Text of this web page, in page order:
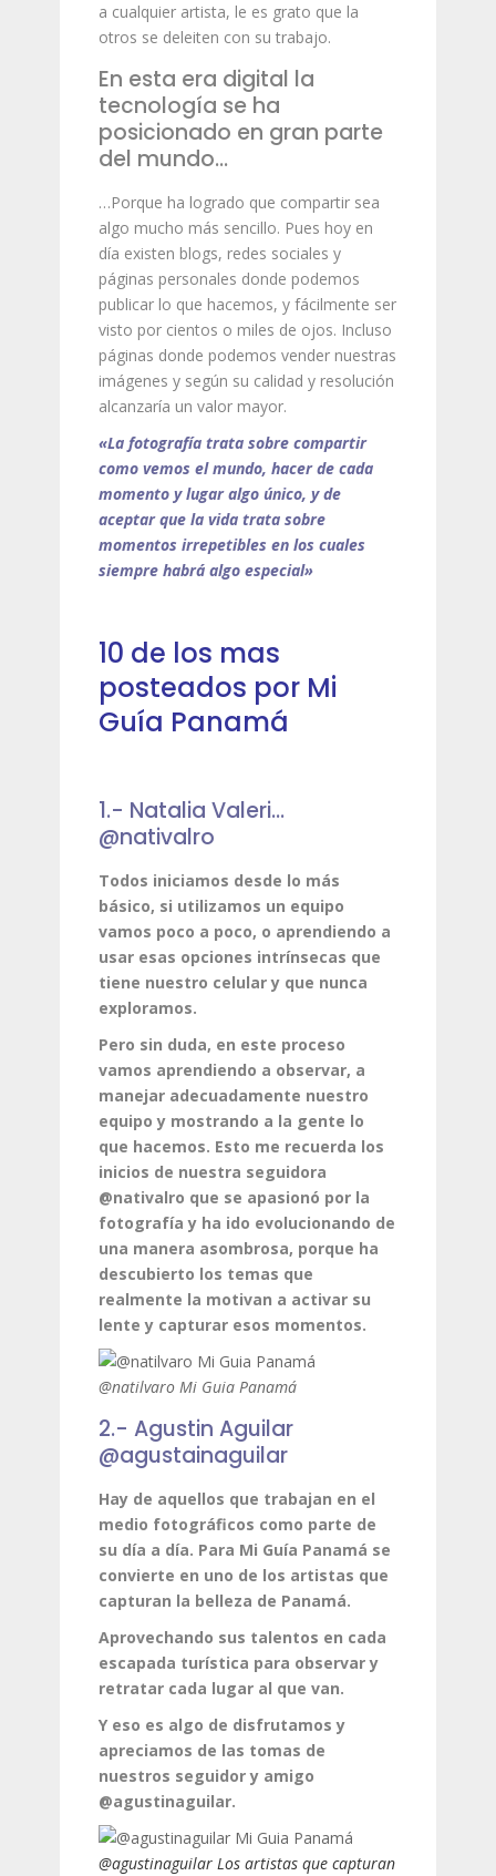
a cualquier artista, le es grato que la
otros se deleiten con su trabajo.
En esta era digital la
tecnología se ha
posicionado en gran parte
del mundo…
…Porque ha logrado que compartir sea
algo mucho más sencillo. Pues hoy en
día existen blogs, redes sociales y
páginas personales donde podemos
publicar lo que hacemos, y fácilmente ser
visto por cientos o miles de ojos. Incluso
páginas donde podemos vender nuestras
imágenes y según su calidad y resolución
alcanzaría un valor mayor.
«La fotografía trata sobre compartir
como vemos el mundo, hacer de cada
momento y lugar algo único, y de
aceptar que la vida trata sobre
momentos irrepetibles en los cuales
siempre habrá algo especial»
10 de los mas
posteados por Mi
Guía Panamá
1.- Natalia Valeri…
@nativalro
Todos iniciamos desde lo más
básico, si utilizamos un equipo
vamos poco a poco, o aprendiendo a
usar esas opciones intrínsecas que
tiene nuestro celular y que nunca
exploramos.
Pero sin duda, en este proceso
vamos aprendiendo a observar, a
manejar adecuadamente nuestro
equipo y mostrando a la gente lo
que hacemos. Esto me recuerda los
inicios de nuestra seguidora
@nativalro que se apasionó por la
fotografía y ha ido evolucionando de
una manera asombrosa, porque ha
descubierto los temas que
realmente la motivan a activar su
lente y capturar esos momentos.
@natilvaro Mi Guia Panamá
2.- Agustin Aguilar
@agustainaguilar
Hay de aquellos que trabajan en el
medio fotográficos como parte de
su día a día. Para Mi Guía Panamá se
convierte en uno de los artistas que
capturan la belleza de Panamá.
Aprovechando sus talentos en cada
escapada turística para observar y
retratar cada lugar al que van.
Y eso es algo de disfrutamos y
apreciamos de las tomas de
nuestros seguidor y amigo
@agustinaguilar.
@agustinaguilar Los artistas que capturan